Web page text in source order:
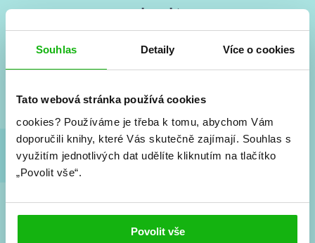
Souhlas Detaily Více o cookies
Tato webová stránka používá cookies
cookies? Používáme je třeba k tomu, abychom Vám
doporučili knihy, které Vás skutečně zajímají. Souhlas s
využitím jednotlivých dat udělíte kliknutím na tlačítko
„Povolit vše“.
Povolit vše
Vše kolem #youngadult každý měsíc rovnou do mailu!
a seriálové adaptace a další.
Souhlasím spodmínkami zpracování osobních údajů